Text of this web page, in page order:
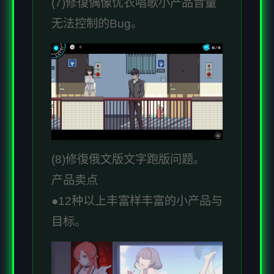
(7)修復偶像优衣唱歌小产品音量
无法控制的Bug。
(8)修復俄文版文字跑版问题。
产品卖点
●12种以上丰富样丰富的小产品与
目标。